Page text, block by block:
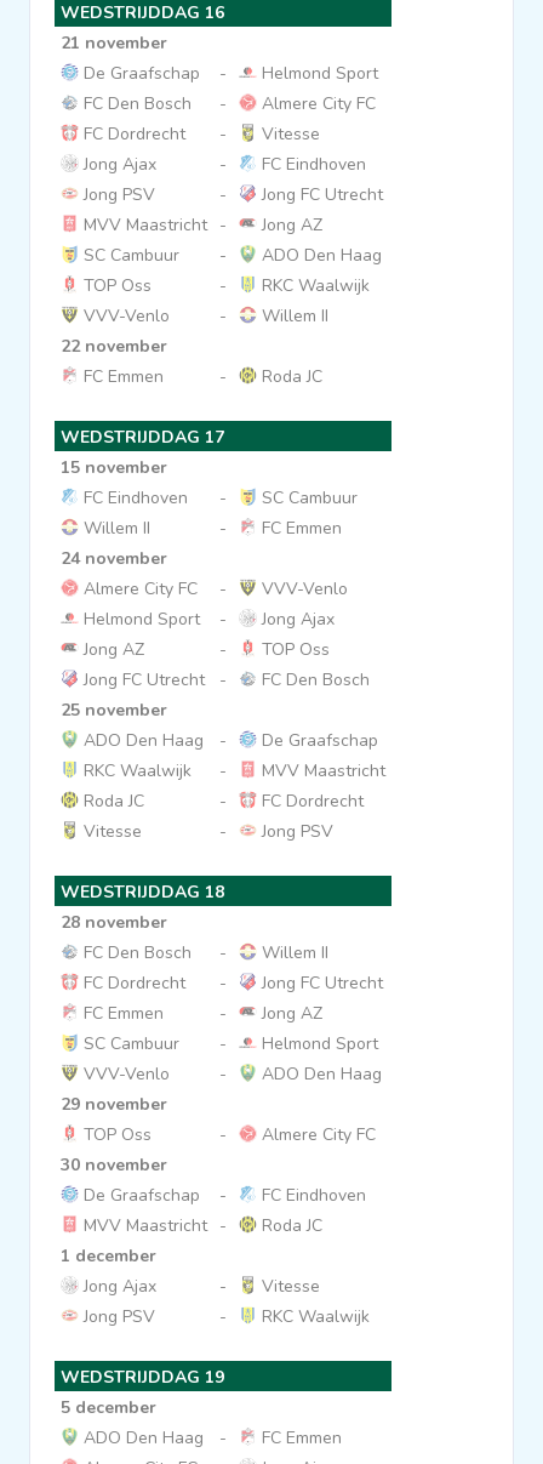
WEDSTRIJDDAG 16
21 november
De Graafschap
-
Helmond Sport
FC Den Bosch
-
Almere City FC
FC Dordrecht
-
Vitesse
Jong Ajax
-
FC Eindhoven
Jong PSV
-
Jong FC Utrecht
MVV Maastricht -
Jong AZ
SC Cambuur
-
ADO Den Haag
TOP Oss
-
RKC Waalwijk
VVV-Venlo
-
Willem II
22 november
FC Emmen
- Roda JC
WEDSTRIJDDAG 17
15 november
FC Eindhoven
-
SC Cambuur
Willem II
-
FC Emmen
24 november
Almere City FC
-
VVV-Venlo
Helmond Sport
-
Jong Ajax
Jong AZ
-
TOP Oss
Jong FC Utrecht
-
FC Den Bosch
25 november
ADO Den Haag
-
De Graafschap
RKC Waalwijk
-
MVV Maastricht
Roda JC
-
FC Dordrecht
Vitesse
- Jong PSV
WEDSTRIJDDAG 18
28 november
FC Den Bosch
-
Willem II
FC Dordrecht
-
Jong FC Utrecht
FC Emmen
-
Jong AZ
SC Cambuur
-
Helmond Sport
VVV-Venlo
-
ADO Den Haag
29 november
TOP Oss
-
Almere City FC
30 november
De Graafschap
-
FC Eindhoven
MVV Maastricht -
Roda JC
1 december
Jong Ajax
-
Vitesse
Jong PSV
- RKC Waalwijk
WEDSTRIJDDAG 19
5 december
ADO Den Haag
-
FC Emmen